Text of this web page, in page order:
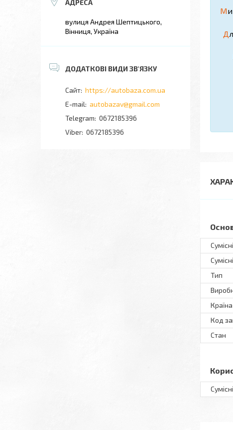
М
Д
Тип
Код
Стан
вулиця Андрея Шептицького,
Вінниця, Україна
https://autobaza.com.ua
autobazav@gmail.com
0672185396
0672185396